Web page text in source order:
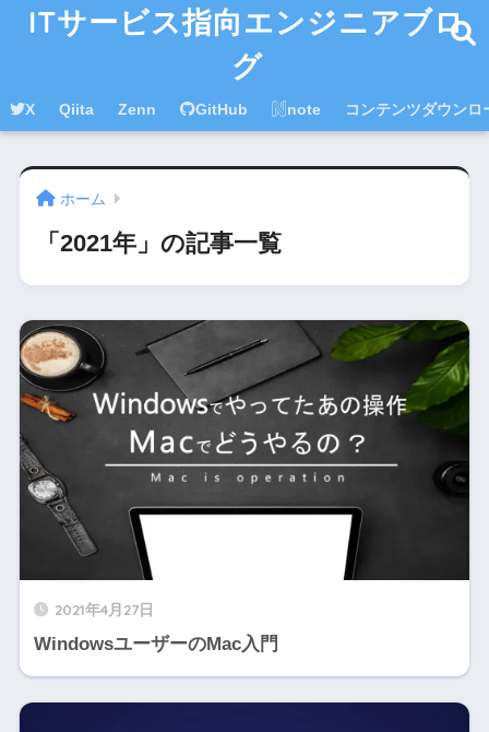
ITサービス指向エンジニアブロ
グ
X Qiita Zenn GitHub note コンテンツダウンロ
ホーム
「2021年」の記事一覧
2021年4月27日
WindowsユーザーのMac入門